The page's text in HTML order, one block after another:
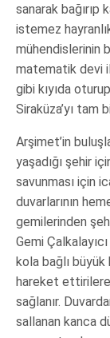
sanarak bağırıp
istemez
mühendislerinin
matematik devi
gibi kıyıda
Siraküza’yı tam
Arşimet’in
yaşadığı şehir
savunması için
duvarlarının
gemilerinden
Gemi
kola bağlı
hareket
sağlanır.
sallanan kanca